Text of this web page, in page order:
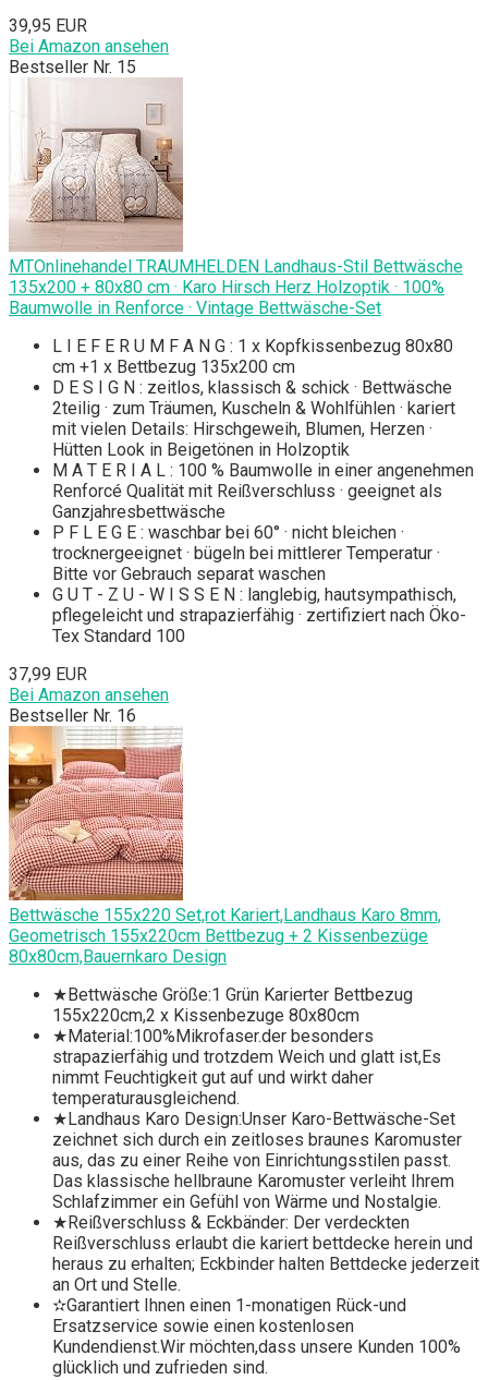
39,95 EUR
Bei Amazon ansehen
Bestseller Nr. 15
MTOnlinehandel TRAUMHELDEN Landhaus-Stil Bettwäsche
135x200 + 80x80 cm · Karo Hirsch Herz Holzoptik · 100%
Baumwolle in Renforce · Vintage Bettwäsche-Set
L I E F E R U M F A N G : 1 x Kopfkissenbezug 80x80
cm +1 x Bettbezug 135x200 cm
D E S I G N : zeitlos, klassisch & schick · Bettwäsche
2teilig · zum Träumen, Kuscheln & Wohlfühlen · kariert
mit vielen Details: Hirschgeweih, Blumen, Herzen ·
Hütten Look in Beigetönen in Holzoptik
M A T E R I A L : 100 % Baumwolle in einer angenehmen
Renforcé Qualität mit Reißverschluss · geeignet als
Ganzjahresbettwäsche
P F L E G E : waschbar bei 60° · nicht bleichen ·
trocknergeeignet · bügeln bei mittlerer Temperatur ·
Bitte vor Gebrauch separat waschen
G U T - Z U - W I S S E N : langlebig, hautsympathisch,
pflegeleicht und strapazierfähig · zertifiziert nach Öko-
Tex Standard 100
37,99 EUR
Bei Amazon ansehen
Bestseller Nr. 16
Bettwäsche 155x220 Set,rot Kariert,Landhaus Karo 8mm,
Geometrisch 155x220cm Bettbezug + 2 Kissenbezüge
80x80cm,Bauernkaro Design
★Bettwäsche Größe:1 Grün Karierter Bettbezug
155x220cm,2 x Kissenbezuge 80x80cm
★Material:100%Mikrofaser.der besonders
strapazierfähig und trotzdem Weich und glatt ist,Es
nimmt Feuchtigkeit gut auf und wirkt daher
temperaturausgleichend.
★Landhaus Karo Design:Unser Karo-Bettwäsche-Set
zeichnet sich durch ein zeitloses braunes Karomuster
aus, das zu einer Reihe von Einrichtungsstilen passt.
Das klassische hellbraune Karomuster verleiht Ihrem
Schlafzimmer ein Gefühl von Wärme und Nostalgie.
★Reißverschluss & Eckbänder: Der verdeckten
Reißverschluss erlaubt die kariert bettdecke herein und
heraus zu erhalten; Eckbinder halten Bettdecke jederzeit
an Ort und Stelle.
✫Garantiert Ihnen einen 1-monatigen Rück-und
Ersatzservice sowie einen kostenlosen
Kundendienst.Wir möchten,dass unsere Kunden 100%
glücklich und zufrieden sind.